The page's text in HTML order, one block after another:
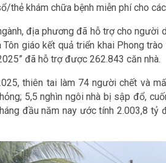
thẻ khám chữa bệnh miễn phí cho
địa phương đã hỗ trợ cho người
giáo kết quả triển khai Phong trào
đã hỗ trợ được 262.843 căn nhà.
thiên tai làm 74 người chết và
5,5 nghìn ngôi nhà bị sập đổ,
đầu năm nay ước tính 2.003,8 tỷ